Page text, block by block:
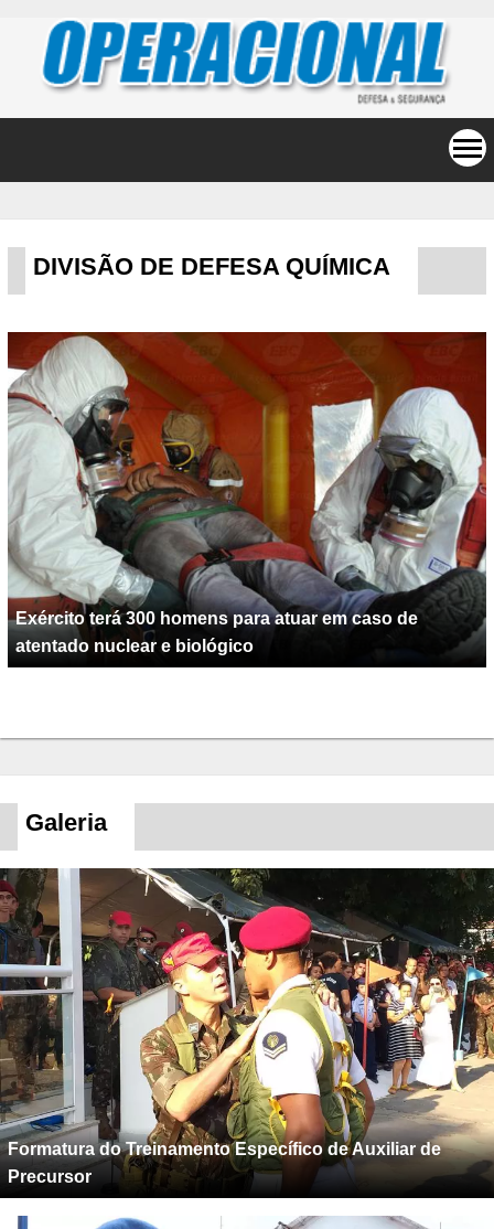
DIVISÃO DE DEFESA QUÍMICA
Exército terá 300 homens para atuar em caso de
atentado nuclear e biológico
Galeria
Formatura do Treinamento Específico de Auxiliar de
Precursor